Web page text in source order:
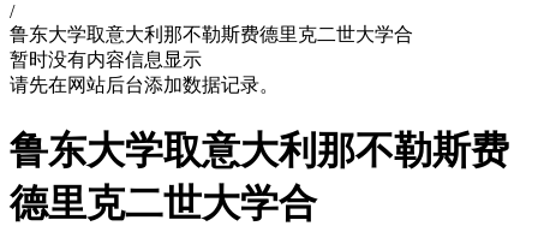
/
鲁东大学取意大利那不勒斯费德里克二世大学合
暂时没有内容信息显示
请先在网站后台添加数据记录。
鲁东大学取意大利那不勒斯费
德里克二世大学合